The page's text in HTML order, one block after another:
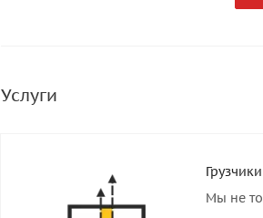
Услуги
Грузчики
Мы не